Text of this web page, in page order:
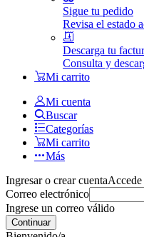
Sigue tu pedido
Revisa el estado
Descarga tu
Consulta y
Mi carrito
Mi cuenta
Buscar
Categorías
Mi carrito
Más
Ingresar o crear cuenta
Correo electrónico
Ingrese un correo válido
Continuar